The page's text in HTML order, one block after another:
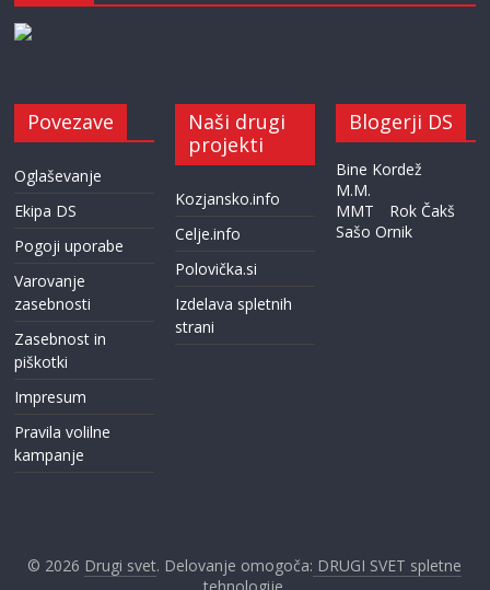
Povezave
Oglaševanje
Ekipa DS
Pogoji uporabe
Varovanje
zasebnosti
Zasebnost in
piškotki
Impresum
Pravila volilne
kampanje
Naši drugi
projekti
Kozjansko.info
Celje.info
Polovička.si
Izdelava spletnih
strani
Blogerji DS
Bine Kordež
M.M.
MMT
Rok Čakš
Sašo Ornik
© 2026 Drugi svet. Delovanje omogoča: DRUGI SVET spletne